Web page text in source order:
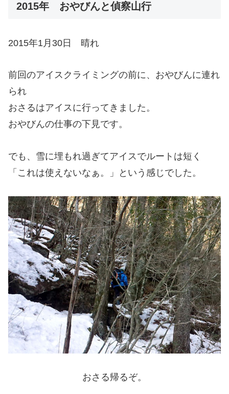
2015年 おやびんと偵察山行
2015年1月30日 晴れ
前回のアイスクライミングの前に、おやびんに連れ
られ
おさるはアイスに行ってきました。
おやびんの仕事の下見です。
でも、雪に埋もれ過ぎてアイスでルートは短く
「これは使えないなぁ。」という感じでした。
おさる帰るぞ。